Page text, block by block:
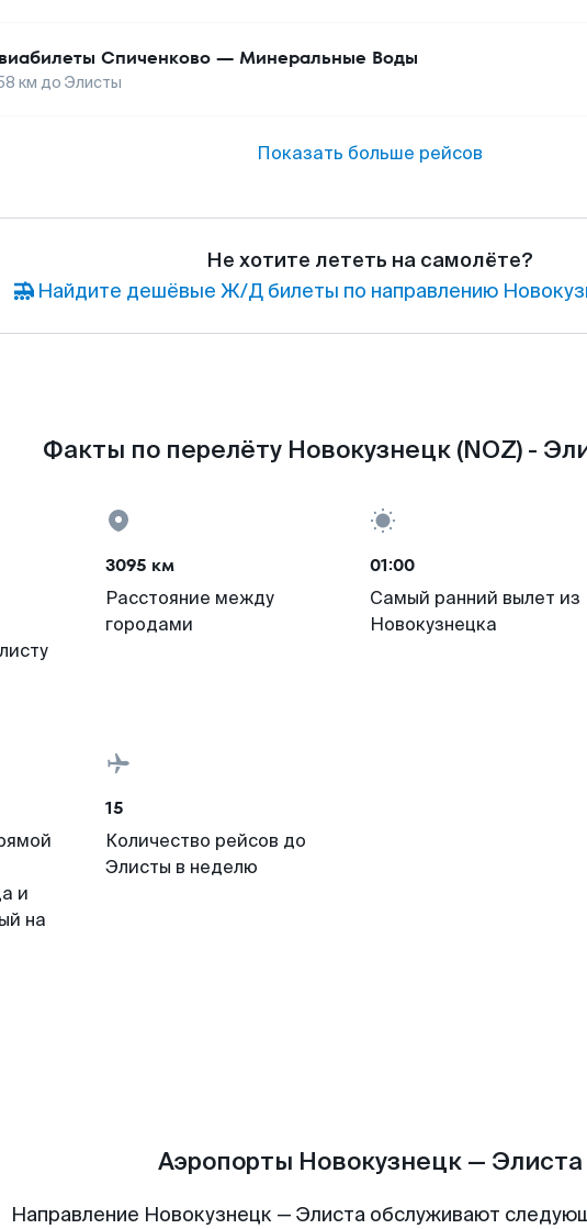
Спиченково — Минеральные Воды
км до Элисты
Показать больше рейсов
Не хотите лететь на самолёте?
Найдите дешёвые Ж/Д билеты по направлению
Факты по перелёту Новокузнецк (NOZ) -
3095 км
Расстояние между
городами
01:00
Самый ранний вылет из
Новокузнецка
и
на
15
Количество рейсов до
Элисты в неделю
Аэропорты Новокузнецк — Элиста
Направление Новокузнецк — Элиста обслуживают